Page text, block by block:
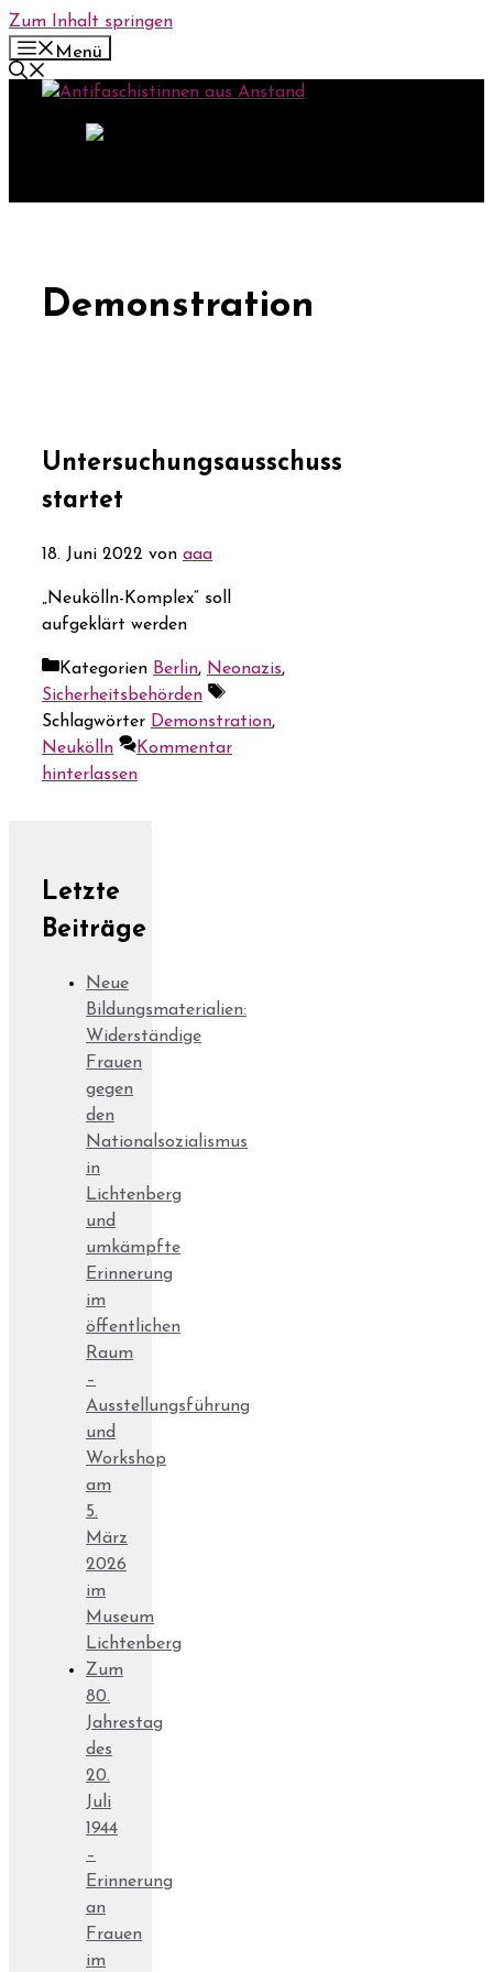
Zum Inhalt springen
Menü
Demonstration
Untersuchungsausschuss
startet
18. Juni 2022 von aaa
„Neukölln-Komplex“ soll
aufgeklärt werden
Kategorien Berlin, Neonazis,
Sicherheitsbehörden
Schlagwörter Demonstration,
Neukölln
Kommentar
hinterlassen
Letzte
Beiträge
Neue
Bildungsmaterialien:
Widerständige
Frauen
gegen
den
Nationalsozialismus
in
Lichtenberg
und
umkämpfte
Erinnerung
im
öffentlichen
Raum
–
Ausstellungsführung
und
Workshop
am
5.
März
2026
im
Museum
Lichtenberg
Zum
80.
Jahrestag
des
20.
Juli
1944
–
Erinnerung
an
Frauen
im